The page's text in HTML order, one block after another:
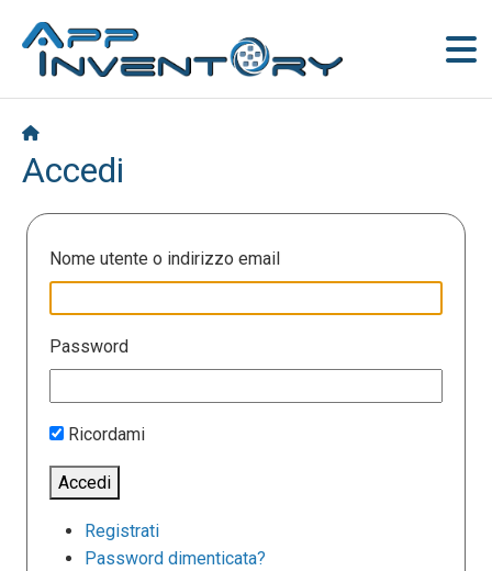
Accedi
Nome utente o indirizzo email
Password
Ricordami
Accedi
Registrati
Password dimenticata?